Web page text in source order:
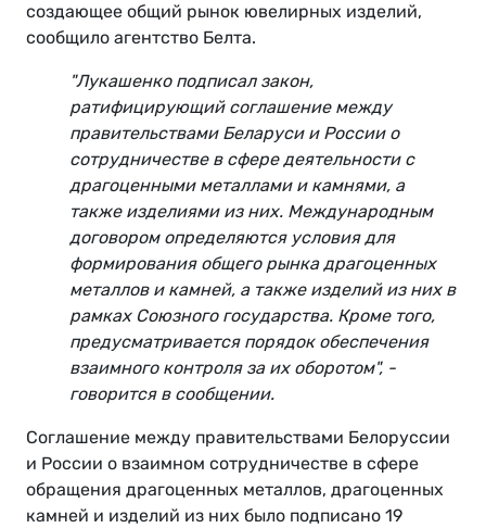
создающее общий рынок ювелирных изделий,
сообщило агентство Белта.
"Лукашенко подписал закон,
ратифицирующий соглашение между
правительствами Беларуси и России о
сотрудничестве в сфере деятельности с
драгоценными металлами и камнями, а
также изделиями из них. Международным
договором определяются условия для
формирования общего рынка драгоценных
металлов и камней, а также изделий из них в
рамках Союзного государства. Кроме того,
предусматривается порядок обеспечения
взаимного контроля за их оборотом", -
говорится в сообщении.
Соглашение между правительствами Белоруссии
и России о взаимном сотрудничестве в сфере
обращения драгоценных металлов, драгоценных
камней и изделий из них было подписано 19